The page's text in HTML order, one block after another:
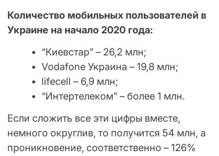
Количество мобильных пользователей в
Украине на начало 2020 года:
“Киевстар” – 26,2 млн;
Vodafone Украина – 19,8 млн;
lifecell – 6,9 млн;
“Интертелеком” – более 1 млн.
Если сложить все эти цифры вместе,
немного округлив, то получится 54 млн, а
проникновение, соответственно – 126%